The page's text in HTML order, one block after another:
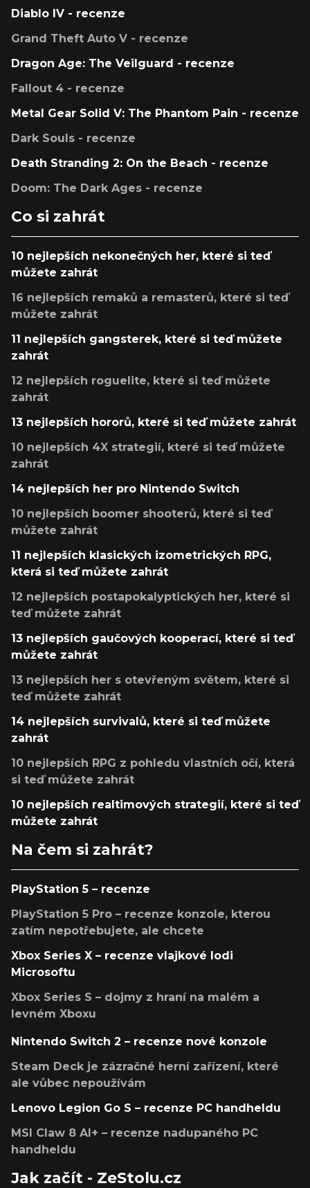
Diablo IV - recenze
Grand Theft Auto V - recenze
Dragon Age: The Veilguard - recenze
Fallout 4 - recenze
Metal Gear Solid V: The Phantom Pain - recenze
Dark Souls - recenze
Death Stranding 2: On the Beach - recenze
Doom: The Dark Ages - recenze
Co si zahrát
10 nejlepších nekonečných her, které si teď
můžete zahrát
16 nejlepších remaků a remasterů, které si teď
můžete zahrát
11 nejlepších gangsterek, které si teď můžete
zahrát
12 nejlepších roguelite, které si teď můžete
zahrát
13 nejlepších hororů, které si teď můžete zahrát
10 nejlepších 4X strategií, které si teď můžete
zahrát
14 nejlepších her pro Nintendo Switch
10 nejlepších boomer shooterů, které si teď
můžete zahrát
11 nejlepších klasických izometrických RPG,
která si teď můžete zahrát
12 nejlepších postapokalyptických her, které si
teď můžete zahrát
13 nejlepších gaučových kooperací, které si teď
můžete zahrát
13 nejlepších her s otevřeným světem, které si
teď můžete zahrát
14 nejlepších survivalů, které si teď můžete
zahrát
10 nejlepších RPG z pohledu vlastních očí, která
si teď můžete zahrát
10 nejlepších realtimových strategií, které si teď
můžete zahrát
Na čem si zahrát?
PlayStation 5 – recenze
PlayStation 5 Pro – recenze konzole, kterou
zatím nepotřebujete, ale chcete
Xbox Series X – recenze vlajkové lodi
Microsoftu
Xbox Series S – dojmy z hraní na malém a
levném Xboxu
Nintendo Switch 2 – recenze nové konzole
Steam Deck je zázračné herní zařízení, které
ale vůbec nepoužívám
Lenovo Legion Go S – recenze PC handheldu
MSI Claw 8 AI+ – recenze nadupaného PC
handheldu
Jak začít - ZeStolu.cz